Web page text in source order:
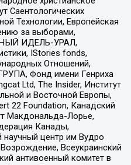
Саентологических
Технологии, Европейская
за выборами,
ИДЕЛЬ-УРАЛ,
IStories fonds,
Отношений,
Фонд имени Генриха
Ltd, The Insider, Институт
и Восточной Европы,
22 Foundation, Канадский
Макдональда-Лорье,
Канады,
центр им Вудро
Всеукраинский
антивоенный комитет в